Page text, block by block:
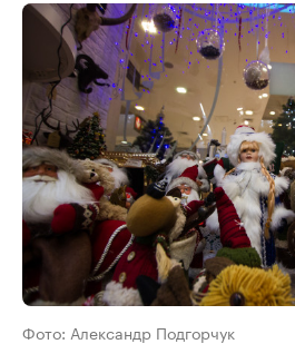
Фото: Александр Подгорчук